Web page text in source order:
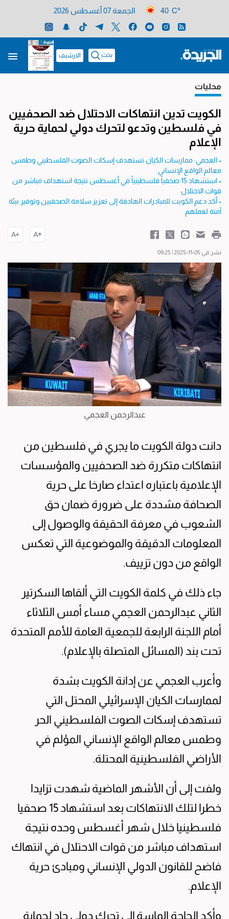
40 C° الجمعة 07 أغسطس 2026
بحث الارشيف
محليات
الكويت تدين انتهاكات الاحتلال ضد الصحفيين
في فلسطين وتدعو لتحرك دولي لحماية حرية
الإعلام
• العجمي: ممارسات الكيان تستهدف إسكات الصوت الفلسطيني وطمس
معالم الواقع الإنساني
• استشهاد 15 صحفياً فلسطينياً في أغسطس نتيجة استهداف مباشر من
قوات الاحتلال
• أكد دعم الكويت للمبادرات الهادفة إلى تعزيز سلامة الصحفيين وتوفير بيئة
آمنة لعملهم
نشر في 05-11-2025 | 09:25
عبدالرحمن العجمي
دانت دولة الكويت ما يجري في فلسطين من
انتهاكات متكررة ضد الصحفيين والمؤسسات
الإعلامية باعتباره اعتداء صارخا على حرية
الصحافة مشددة على ضرورة ضمان حق
الشعوب في معرفة الحقيقة والوصول إلى
المعلومات الدقيقة والموضوعية التي تعكس
الواقع من دون تزييف.
جاء ذلك في كلمة الكويت التي ألقاها السكرتير
الثاني عبدالرحمن العجمي مساء أمس الثلاثاء
أمام اللجنة الرابعة للجمعية العامة للأمم المتحدة
تحت بند (المسائل المتصلة بالإعلام).
وأعرب العجمي عن إدانة الكويت بشدة
لممارسات الكيان الإسرائيلي المحتل التي
تستهدف إسكات الصوت الفلسطيني الحر
وطمس معالم الواقع الإنساني المؤلم في
الأراضي الفلسطينية المحتلة.
ولفت إلى أن الأشهر الماضية شهدت تزايدا
خطرا لتلك الانتهاكات بعد استشهاد 15 صحفيا
فلسطينيا خلال شهر أغسطس وحده نتيجة
استهداف مباشر من قوات الاحتلال في انتهاك
فاضح للقانون الدولي الإنساني ومبادئ حرية
الإعلام.
وأكد الحاجة الماسة إلى تحرك دولي جاد لحماية